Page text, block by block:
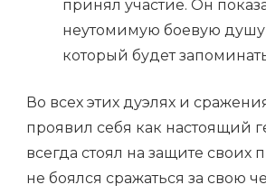
принял участие. Он
неутомимую боевую
который будет
Во всех этих дуэлях и
проявил себя как настоящий
всегда стоял на защите своих
не боялся сражаться за свою